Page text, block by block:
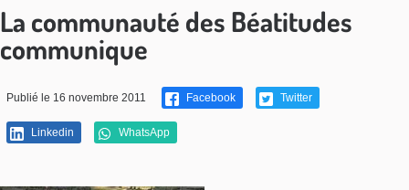
La communauté des Béatitudes
communique
Publié le 16 novembre 2011 Facebook Twitter
Linkedin WhatsApp